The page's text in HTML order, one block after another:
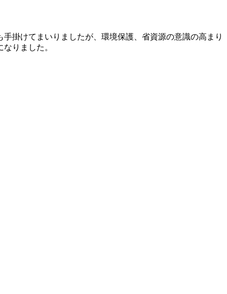
掛けてまいりましたが、環境保護、省資源の意識の高まり
りました。